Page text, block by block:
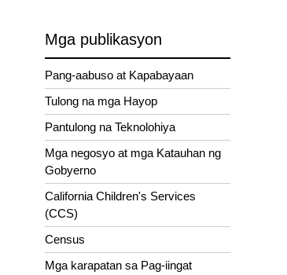
Mga publikasyon
Pang-aabuso at Kapabayaan
Tulong na mga Hayop
Pantulong na Teknolohiya
Mga negosyo at mga Katauhan ng
Gobyerno
California Children's Services
(CCS)
Census
Mga karapatan sa Pag-iingat